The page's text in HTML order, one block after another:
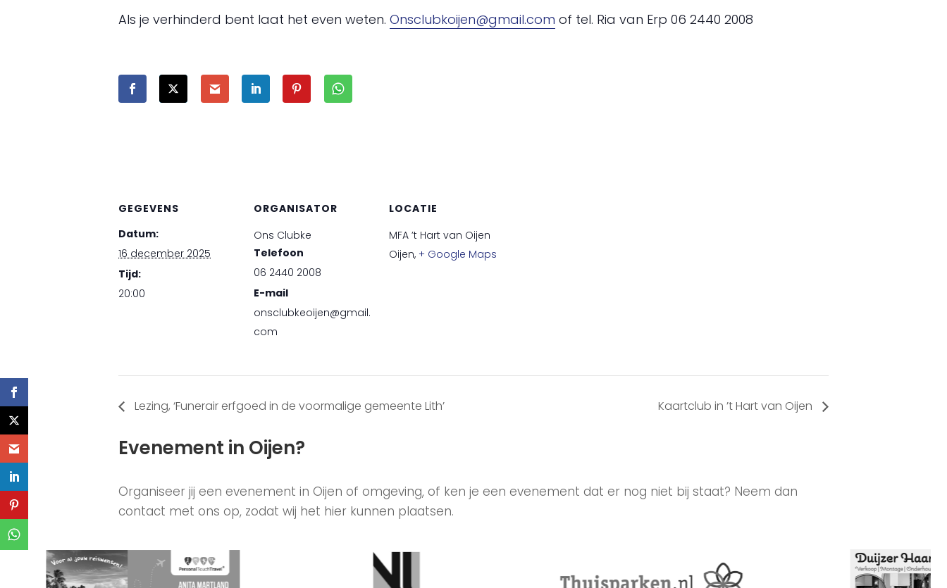
Als je verhinderd bent laat het even weten. Onsclubkoijen@gmail.com of tel. Ria van Erp 06 2440 2008
GEGEVENS
Datum:
16 december 2025
Tijd:
20:00
ORGANISATOR
Ons Clubke
Telefoon
06 2440 2008
E-mail
onsclubkeoijen@gmail.
com
LOCATIE
MFA ’t Hart van Oijen
Oijen, + Google Maps
Lezing, ‘Funerair erfgoed in de voormalige gemeente Lith’ Kaartclub in ’t Hart van Oijen
Evenement in Oijen?
Organiseer jij een evenement in Oijen of omgeving, of ken je een evenement dat er nog niet bij staat? Neem dan
contact met ons op, zodat wij het hier kunnen plaatsen.